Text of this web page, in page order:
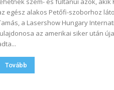
egész alakos Petőfi-szoborhoz
a Lasershow Hungary
az amerikai siker után
Tovább